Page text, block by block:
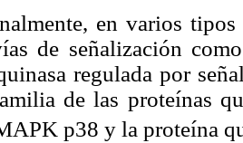
en varios
de señalización
regulada por
de las proteínas
p38 y la proteína